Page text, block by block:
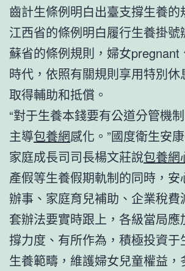
齒計生條例明白出臺支撐生養的
江西省的條例明白履行生養掛號
蘇省的條例規則，婦女pregnant
時代，依照有關規則享用特別休
取得輔助和抵償。
“對于生養本錢要有公道分管機
主導包養網感化。”國度衛生安
家庭成長司司長楊文莊說包養網
產假等生養假期軌制的同時，安
辦事、家庭育兒補助、企業稅費
套辦法要實時跟上，各級當局應
撐力度、有所作為，積極投資于
生養範疇，維護婦女兒童權益，